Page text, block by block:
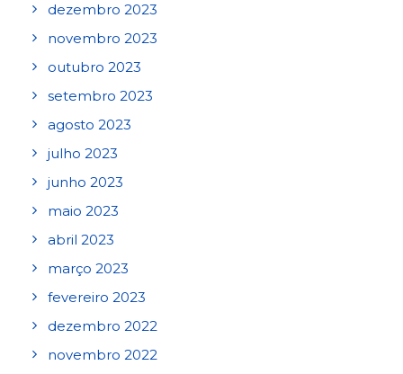
dezembro 2023
novembro 2023
outubro 2023
setembro 2023
agosto 2023
julho 2023
junho 2023
maio 2023
abril 2023
março 2023
fevereiro 2023
dezembro 2022
novembro 2022